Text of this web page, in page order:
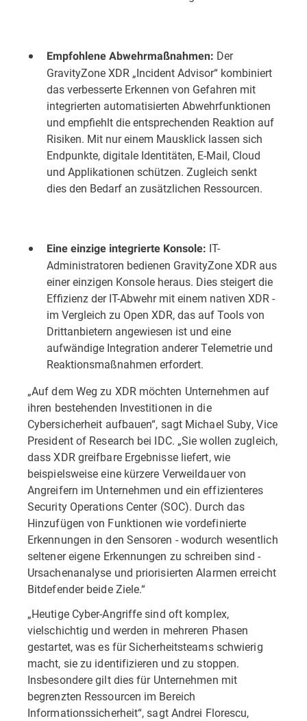
Empfohlene Abwehrmaßnahmen: Der
GravityZone XDR „Incident Advisor“ kombiniert
das verbesserte Erkennen von Gefahren mit
integrierten automatisierten Abwehrfunktionen
und empfiehlt die entsprechenden Reaktion auf
Risiken. Mit nur einem Mausklick lassen sich
Endpunkte, digitale Identitäten, E-Mail, Cloud
und Applikationen schützen. Zugleich senkt
dies den Bedarf an zusätzlichen Ressourcen.
Eine einzige integrierte Konsole: IT-
Administratoren bedienen GravityZone XDR aus
einer einzigen Konsole heraus. Dies steigert die
Effizienz der IT-Abwehr mit einem nativen XDR -
im Vergleich zu Open XDR, das auf Tools von
Drittanbietern angewiesen ist und eine
aufwändige Integration anderer Telemetrie und
Reaktionsmaßnahmen erfordert.
„Auf dem Weg zu XDR möchten Unternehmen auf
ihren bestehenden Investitionen in die
Cybersicherheit aufbauen“, sagt Michael Suby, Vice
President of Research bei IDC. „Sie wollen zugleich,
dass XDR greifbare Ergebnisse liefert, wie
beispielsweise eine kürzere Verweildauer von
Angreifern im Unternehmen und ein effizienteres
Security Operations Center (SOC). Durch das
Hinzufügen von Funktionen wie vordefinierte
Erkennungen in den Sensoren - wodurch wesentlich
seltener eigene Erkennungen zu schreiben sind -
Ursachenanalyse und priorisierten Alarmen erreicht
Bitdefender beide Ziele.“
„Heutige Cyber-Angriffe sind oft komplex,
vielschichtig und werden in mehreren Phasen
gestartet, was es für Sicherheitsteams schwierig
macht, sie zu identifizieren und zu stoppen.
Insbesondere gilt dies für Unternehmen mit
begrenzten Ressourcen im Bereich
Informationssicherheit“, sagt Andrei Florescu,